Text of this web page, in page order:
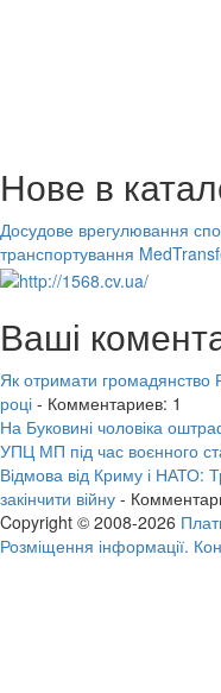
Нове в
Досудове врегулювання
транспортування
Ваші
Як отримати
році - Комментариев: 1
На Буковині чоловіка
УПЦ МП під час воєнного
Відмова від Криму і НАТО:
закінчити війну -
Copyright © 2008-2026
Розміщення інформації.